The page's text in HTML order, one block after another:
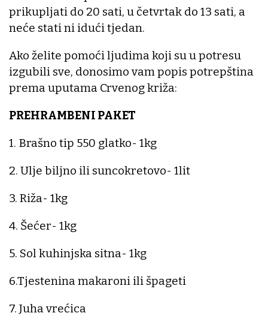
prikupljati do 20 sati, u četvrtak do 13 sati, a
neće stati ni idući tjedan.
Ako želite pomoći ljudima koji su u potresu
izgubili sve, donosimo vam popis potrepština
prema uputama Crvenog križa:
PREHRAMBENI PAKET
1. Brašno tip 550 glatko- 1kg
2. Ulje biljno ili suncokretovo- 1lit
3. Riža- 1kg
4. Šećer- 1kg
5. Sol kuhinjska sitna- 1kg
6.Tjestenina makaroni ili špageti
7. Juha vrećica